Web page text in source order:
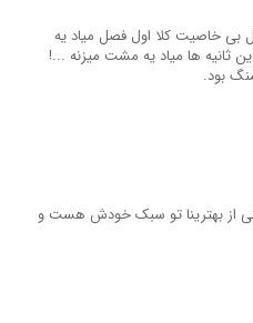
خاصیت کلا اول فصل میاد یه
ثانیه ها میاد یه مشت میزنه ...!
بود.
از بهترینا تو سبک خودش هست و